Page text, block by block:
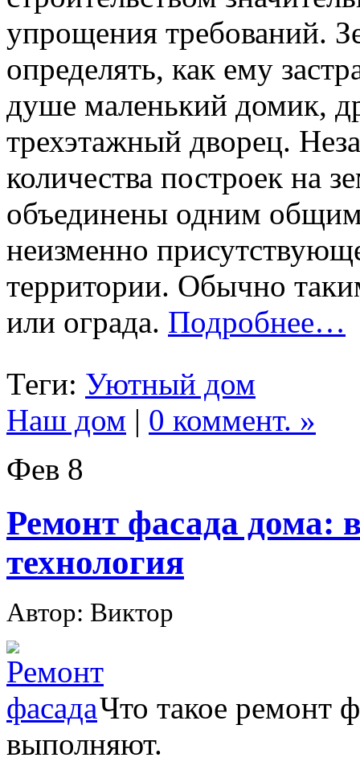
упрощения требований.
определять, как ему
душе маленький домик,
трехэтажный дворец.
количества построек на
объединены одним
неизменно
территории. Обычно
или ограда. Подробнее…
Теги: Уютный дом
Наш дом | 0 коммент. »
Фев 8
Ремонт фасада дома:
технология
Автор: Виктор
Что такое ремонт
выполняют.